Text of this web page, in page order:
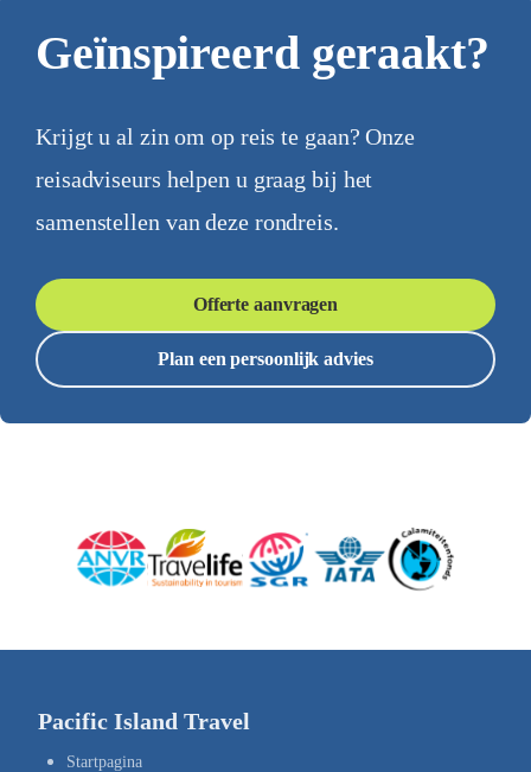
Geïnspireerd geraakt?
Krijgt u al zin om op reis te gaan? Onze
reisadviseurs helpen u graag bij het
samenstellen van deze rondreis.
Offerte aanvragen
Plan een persoonlijk advies
Pacific Island Travel
Startpagina